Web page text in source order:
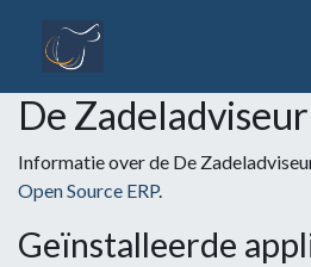
De Zadeladviseur
Informatie over de De
Open Source ERP.
Geïnstalleerde